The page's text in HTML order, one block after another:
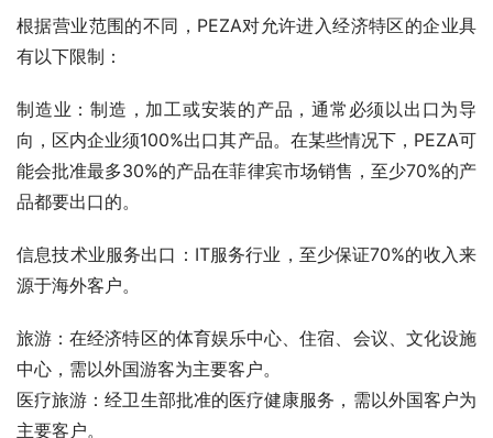
根据营业范围的不同，PEZA对允许进入经济特区的企业具
有以下限制：
制造业：制造，加工或安装的产品，通常必须以出口为导
向，区内企业须100%出口其产品。在某些情况下，PEZA可
能会批准最多30%的产品在菲律宾市场销售，至少70%的产
品都要出口的。
信息技术业服务出口：IT服务行业，至少保证70%的收入来
源于海外客户。
旅游：在经济特区的体育娱乐中心、住宿、会议、文化设施
中心，需以外国游客为主要客户。
医疗旅游：经卫生部批准的医疗健康服务，需以外国客户为
主要客户。